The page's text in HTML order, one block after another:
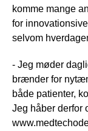
komme mange
for
selvom
- Jeg møder
brænder for
både patienter,
Jeg håber derfor